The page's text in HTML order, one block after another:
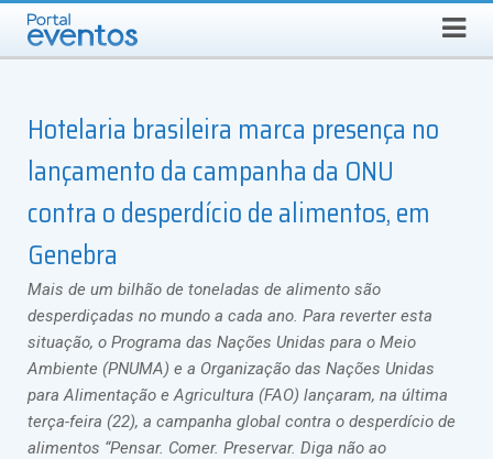
Select Language ▼
Hotelaria brasileira marca presença no
lançamento da campanha da ONU
contra o desperdício de alimentos, em
Genebra
Mais de um bilhão de toneladas de alimento são
desperdiçadas no mundo a cada ano. Para reverter esta
situação, o Programa das Nações Unidas para o Meio
Ambiente (PNUMA) e a Organização das Nações Unidas
para Alimentação e Agricultura (FAO) lançaram, na última
terça-feira (22), a campanha global contra o desperdício de
alimentos “Pensar. Comer. Preservar. Diga não ao